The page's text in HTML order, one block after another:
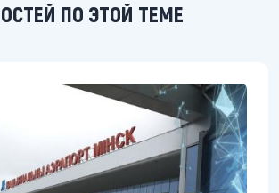
ПО ЭТОЙ ТЕМЕ